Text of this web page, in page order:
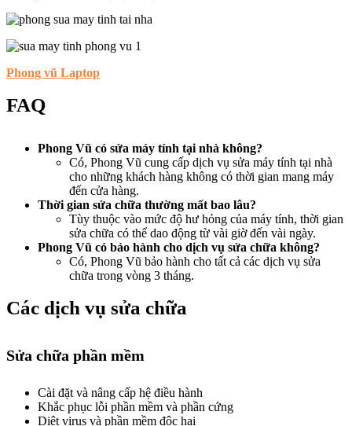
Phong vũ Laptop
FAQ
Phong Vũ có sửa máy tính tại nhà không?
Có, Phong Vũ cung cấp dịch vụ sửa máy tính tại nhà
cho những khách hàng không có thời gian mang máy
đến cửa hàng.
Thời gian sửa chữa thường mất bao lâu?
Tùy thuộc vào mức độ hư hỏng của máy tính, thời gian
sửa chữa có thể dao động từ vài giờ đến vài ngày.
Phong Vũ có bảo hành cho dịch vụ sửa chữa không?
Có, Phong Vũ bảo hành cho tất cả các dịch vụ sửa
chữa trong vòng 3 tháng.
Các dịch vụ sửa chữa
Sửa chữa phần mềm
Cài đặt và nâng cấp hệ điều hành
Khắc phục lỗi phần mềm và phần cứng
Diệt virus và phần mềm độc hại